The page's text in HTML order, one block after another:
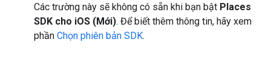
Các trường này sẽ không có sẵn khi bạn bật Places
SDK cho iOS (Mới). Để biết thêm thông tin, hãy xem
phần Chọn phiên bản SDK.